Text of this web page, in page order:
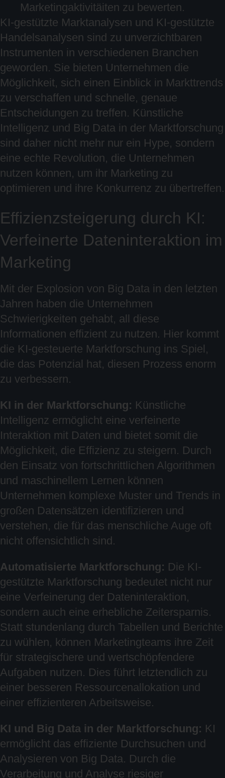
Marketingaktivitäiten zu bewerten.
KI-gestützte Marktanalysen und KI-gestützte
Handelsanalysen sind zu unverzichtbaren
Instrumenten in verschiedenen Branchen
geworden. Sie bieten Unternehmen die
Möglichkeit, sich einen Einblick in Markttrends
zu verschaffen und schnelle, genaue
Entscheidungen zu treffen. Künstliche
Intelligenz und Big Data in der Marktforschung
sind daher nicht mehr nur ein Hype, sondern
eine echte Revolution, die Unternehmen
nutzen können, um ihr Marketing zu
optimieren und ihre Konkurrenz zu übertreffen.
Effizienzsteigerung durch KI:
Verfeinerte Dateninteraktion im
Marketing
Mit der Explosion von Big Data in den letzten
Jahren haben die Unternehmen
Schwierigkeiten gehabt, all diese
Informationen effizient zu nutzen. Hier kommt
die KI-gesteuerte Marktforschung ins Spiel,
die das Potenzial hat, diesen Prozess enorm
zu verbessern.
KI in der Marktforschung: Künstliche
Intelligenz ermöglicht eine verfeinerte
Interaktion mit Daten und bietet somit die
Möglichkeit, die Effizienz zu steigern. Durch
den Einsatz von fortschrittlichen Algorithmen
und maschinellem Lernen können
Unternehmen komplexe Muster und Trends in
großen Datensätzen identifizieren und
verstehen, die für das menschliche Auge oft
nicht offensichtlich sind.
Automatisierte Marktforschung: Die KI-
gestützte Marktforschung bedeutet nicht nur
eine Verfeinerung der Dateninteraktion,
sondern auch eine erhebliche Zeitersparnis.
Statt stundenlang durch Tabellen und Berichte
zu wühlen, können Marketingteams ihre Zeit
für strategischere und wertschöpfendere
Aufgaben nutzen. Dies führt letztendlich zu
einer besseren Ressourcenallokation und
einer effizienteren Arbeitsweise.
KI und Big Data in der Marktforschung: KI
ermöglicht das effiziente Durchsuchen und
Analysieren von Big Data. Durch die
Verarbeitung und Analyse riesiger